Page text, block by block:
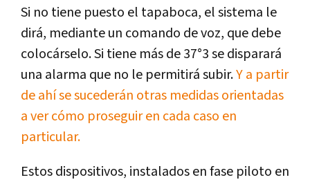
Si no tiene puesto el tapaboca, el sistema le
dirá, mediante un comando de voz, que debe
colocárselo. Si tiene más de 37°3 se disparará
una alarma que no le permitirá subir.Y a partir
de ahí se sucederán otras medidas orientadas
a ver cómo proseguir en cada caso en
particular.
Estos dispositivos, instalados en fase piloto en